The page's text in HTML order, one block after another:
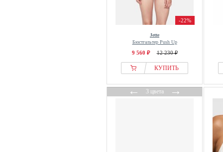
-22%
Jette
Бюстгальтер Push Up
9 560 ₽ 12 230 ₽
КУПИТЬ
←3 цвета→